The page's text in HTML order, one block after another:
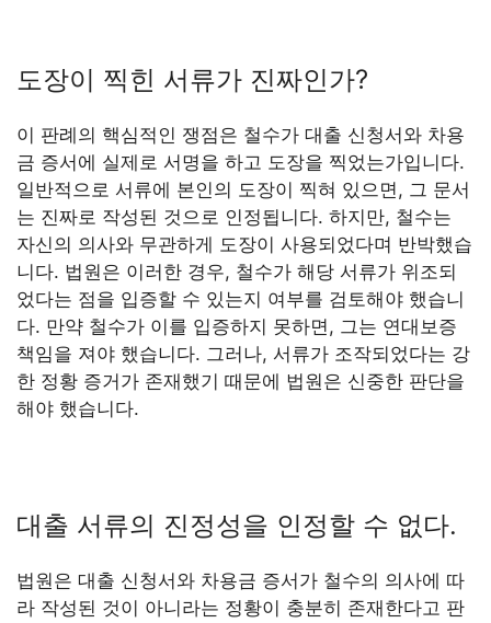
도장이 찍힌 서류가 진짜인가?
이 판례의 핵심적인 쟁점은 철수가 대출 신청서와 차용
금 증서에 실제로 서명을 하고 도장을 찍었는가입니다.
일반적으로 서류에 본인의 도장이 찍혀 있으면, 그 문서
는 진짜로 작성된 것으로 인정됩니다. 하지만, 철수는
자신의 의사와 무관하게 도장이 사용되었다며 반박했습
니다. 법원은 이러한 경우, 철수가 해당 서류가 위조되
었다는 점을 입증할 수 있는지 여부를 검토해야 했습니
다. 만약 철수가 이를 입증하지 못하면, 그는 연대보증
책임을 져야 했습니다. 그러나, 서류가 조작되었다는 강
한 정황 증거가 존재했기 때문에 법원은 신중한 판단을
해야 했습니다.
대출 서류의 진정성을 인정할 수 없다.
법원은 대출 신청서와 차용금 증서가 철수의 의사에 따
라 작성된 것이 아니라는 정황이 충분히 존재한다고 판